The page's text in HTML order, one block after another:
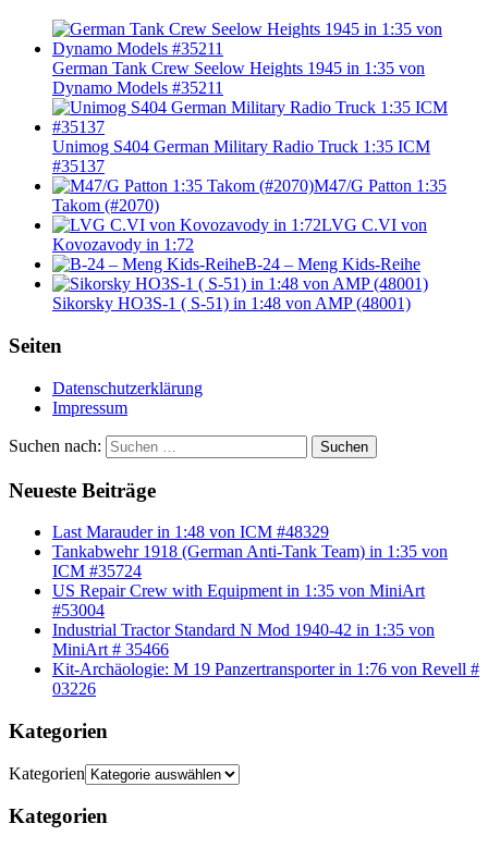
German Tank Crew Seelow Heights 1945 in 1:35 von
Dynamo Models #35211
Unimog S404 German Military Radio Truck 1:35 ICM
#35137
M47/G Patton 1:35
Takom (#2070)
LVG C.VI von
Kovozavody in 1:72
B-24 – Meng Kids-Reihe
Sikorsky HO3S-1 ( S-51) in 1:48 von AMP (48001)
Seiten
Datenschutzerklärung
Impressum
Suchen nach: Suchen
Neueste Beiträge
Last Marauder in 1:48 von ICM #48329
Tankabwehr 1918 (German Anti-Tank Team) in 1:35 von
ICM #35724
US Repair Crew with Equipment in 1:35 von MiniArt
#53004
Industrial Tractor Standard N Mod 1940-42 in 1:35 von
MiniArt # 35466
Kit-Archäologie: M 19 Panzertransporter in 1:76 von Revell #
03226
Kategorien
Kategorien
Kategorien